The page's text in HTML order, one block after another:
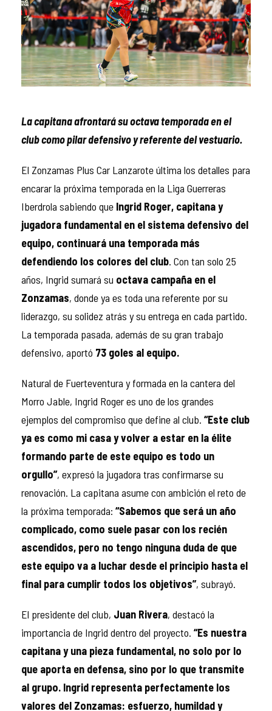
La capitana afrontará su octava temporada en el
club como pilar defensivo y referente del vestuario.
El Zonzamas Plus Car Lanzarote última los detalles para
encarar la próxima temporada en la Liga Guerreras
Iberdrola sabiendo que Ingrid Roger, capitana y
jugadora fundamental en el sistema defensivo del
equipo, continuará una temporada más
defendiendo los colores del club. Con tan solo 25
años, Ingrid sumará su octava campaña en el
Zonzamas, donde ya es toda una referente por su
liderazgo, su solidez atrás y su entrega en cada partido.
La temporada pasada, además de su gran trabajo
defensivo, aportó 73 goles al equipo.
Natural de Fuerteventura y formada en la cantera del
Morro Jable, Ingrid Roger es uno de los grandes
ejemplos del compromiso que define al club. “Este club
ya es como mi casa y volver a estar en la élite
formando parte de este equipo es todo un
orgullo”, expresó la jugadora tras confirmarse su
renovación. La capitana asume con ambición el reto de
la próxima temporada: “Sabemos que será un año
complicado, como suele pasar con los recién
ascendidos, pero no tengo ninguna duda de que
este equipo va a luchar desde el principio hasta el
final para cumplir todos los objetivos”, subrayó.
El presidente del club, Juan Rivera, destacó la
importancia de Ingrid dentro del proyecto. “Es nuestra
capitana y una pieza fundamental, no solo por lo
que aporta en defensa, sino por lo que transmite
al grupo. Ingrid representa perfectamente los
valores del Zonzamas: esfuerzo, humildad y